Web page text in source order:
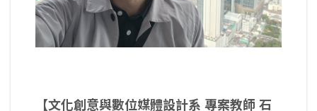
【文化創意與數位媒體設計系 專案教師 石